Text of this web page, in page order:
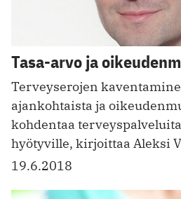
Tasa-arvo ja
Terveyserojen
ajankohtaista ja
kohdentaa
hyötyville, kirjoittaa Aleksi
19.6.2018